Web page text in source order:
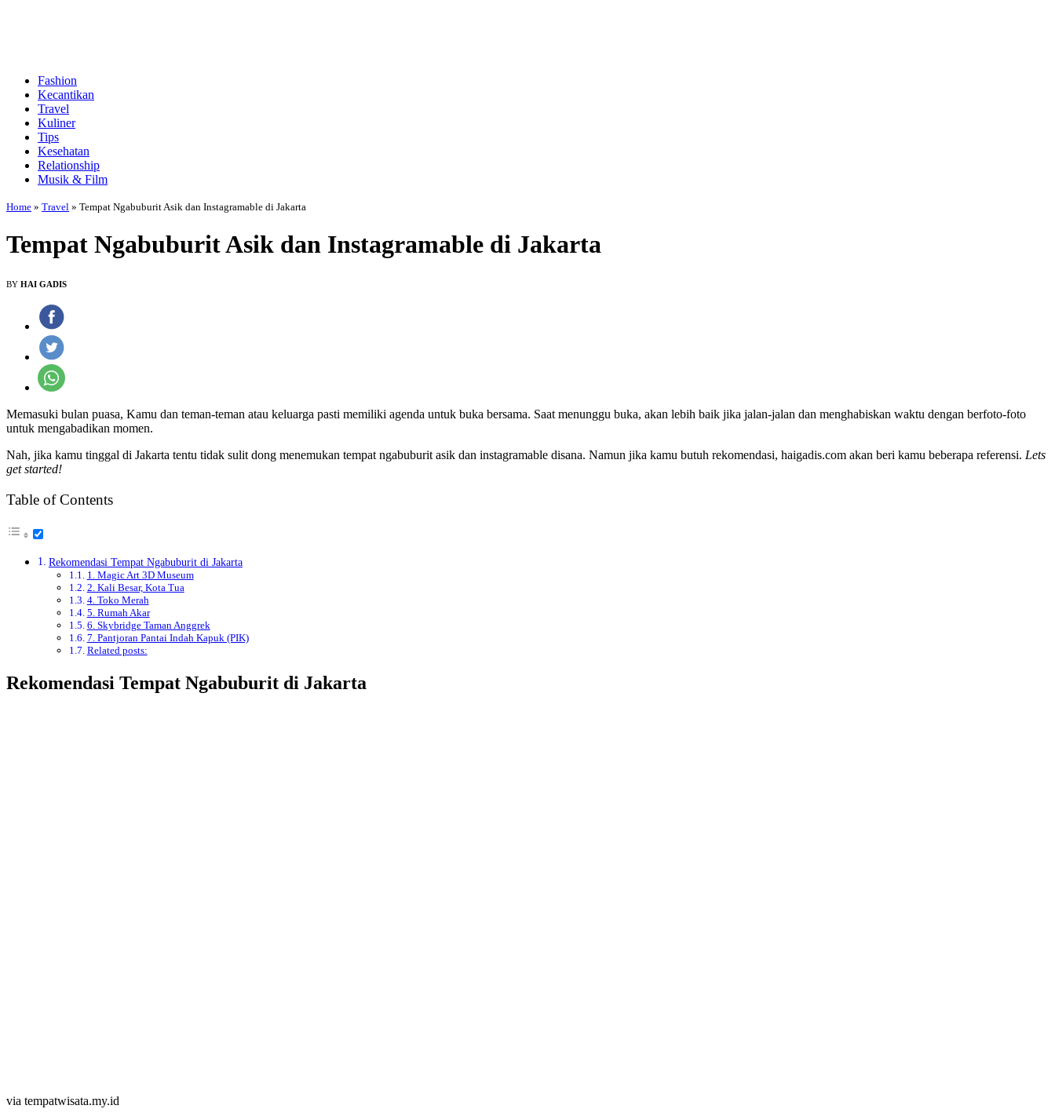
Fashion
Kecantikan
Travel
Kuliner
Tips
Kesehatan
Relationship
Musik & Film
Home » Travel » Tempat Ngabuburit Asik dan Instagramable di Jakarta
Tempat Ngabuburit Asik dan Instagramable di Jakarta
BY HAI GADIS
Memasuki bulan puasa, Kamu dan teman-teman atau keluarga pasti memiliki agenda untuk buka bersama. Saat menunggu buka, akan lebih baik jika jalan-jalan dan menghabiskan waktu dengan berfoto-foto
untuk mengabadikan momen.
Nah, jika kamu tinggal di Jakarta tentu tidak sulit dong menemukan tempat ngabuburit asik dan instagramable disana. Namun jika kamu butuh rekomendasi, haigadis.com akan beri kamu beberapa referensi. Lets
get started!
Table of Contents
Rekomendasi Tempat Ngabuburit di Jakarta
1. Magic Art 3D Museum
2. Kali Besar, Kota Tua
4. Toko Merah
5. Rumah Akar
6. Skybridge Taman Anggrek
7. Pantjoran Pantai Indah Kapuk (PIK)
Related posts:
Rekomendasi Tempat Ngabuburit di Jakarta
via tempatwisata.my.id